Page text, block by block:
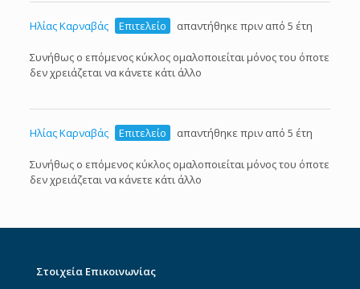
Ηλίας Καρναβάς Επιτελείο απαντήθηκε πριν από 5 έτη
Συνήθως ο επόμενος κύκλος ομαλοποιείται μόνος του όποτε
δεν χρειάζεται να κάνετε κάτι άλλο
Ηλίας Καρναβάς Επιτελείο απαντήθηκε πριν από 5 έτη
Συνήθως ο επόμενος κύκλος ομαλοποιείται μόνος του όποτε
δεν χρειάζεται να κάνετε κάτι άλλο
Στοιχεία Επικοινωνίας